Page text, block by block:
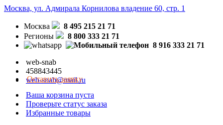
Москва, ул. Адмирала Корнилова владение 60, стр. 1
Москва
8 495 215 21 71
Регионы
8 800 333 21 71
8 916 333 21 71
web-snab
458843445
web-snab@mail.ru
Оставить заявку
Ваша корзина пуста
Проверьте статус заказа
Избранные товары